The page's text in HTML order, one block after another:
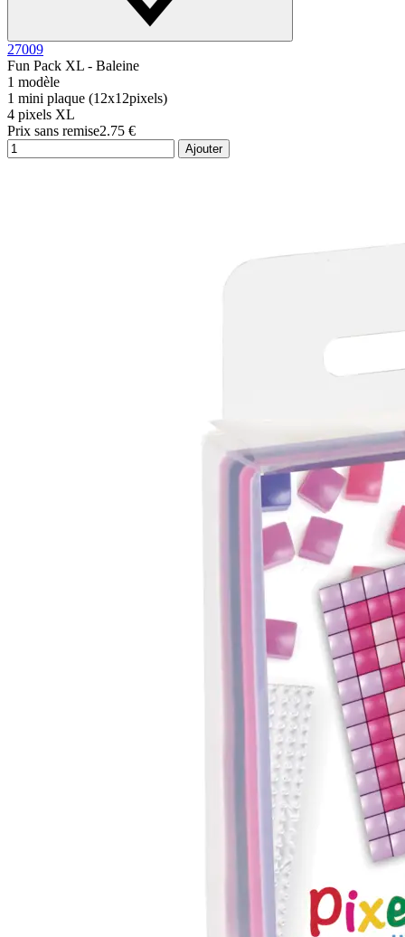
27009
Fun Pack XL - Baleine
1 modèle
1 mini plaque (12x12pixels)
4 pixels XL
Prix sans remise2.75 €
Ajouter